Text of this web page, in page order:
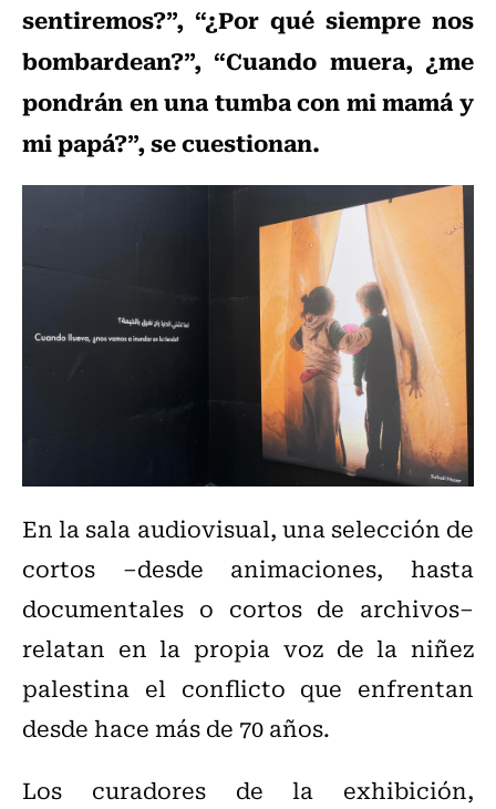
sentiremos?”, “¿Por qué siempre nos
bombardean?”, “Cuando muera, ¿me
pondrán en una tumba con mi mamá y
mi papá?”, se cuestionan.
En la sala audiovisual, una selección de
cortos –desde animaciones, hasta
documentales o cortos de archivos–
relatan en la propia voz de la niñez
palestina el conflicto que enfrentan
desde hace más de 70 años.
Los curadores de la exhibición,